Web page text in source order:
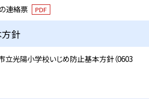
連絡票 PDF
針
立光陽小学校いじめ防止基本方針（0603